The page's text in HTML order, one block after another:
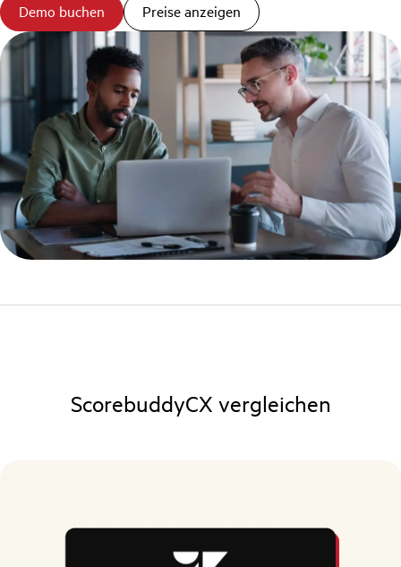
Demo buchen Preise anzeigen
ScorebuddyCX vergleichen